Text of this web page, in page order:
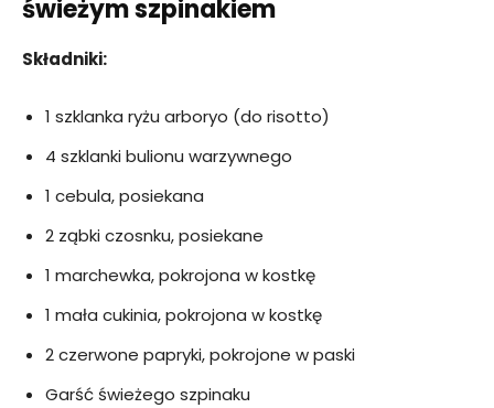
świeżym szpinakiem
Składniki:
1 szklanka ryżu arboryo (do risotto)
4 szklanki bulionu warzywnego
1 cebula, posiekana
2 ząbki czosnku, posiekane
1 marchewka, pokrojona w kostkę
1 mała cukinia, pokrojona w kostkę
2 czerwone papryki, pokrojone w paski
Garść świeżego szpinaku